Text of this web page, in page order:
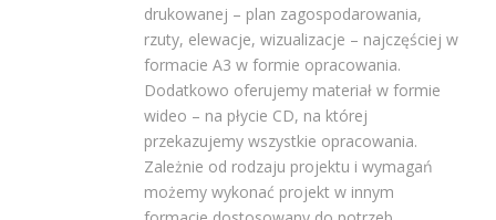
drukowanej – plan zagospodarowania,
rzuty, elewacje, wizualizacje – najczęściej w
formacie A3 w formie opracowania.
Dodatkowo oferujemy materiał w formie
wideo – na płycie CD, na której
przekazujemy wszystkie opracowania.
Zależnie od rodzaju projektu i wymagań
możemy wykonać projekt w innym